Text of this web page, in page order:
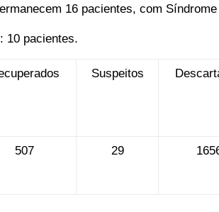
16 pacientes, com
10 pacientes.
Suspeitos
507 29